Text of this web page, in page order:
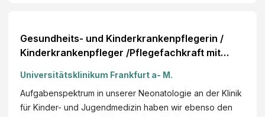
Gesundheits- und Kinderkrankenpflegerin /
Kinderkrankenpfleger /Pflegefachkraft mit
Intensivstation
Universitätsklinikum Frankfurt a- M.
Aufgabenspektrum in unserer Neonatologie an der Klinik
für Kinder- und Jugendmedizin haben wir ebenso den